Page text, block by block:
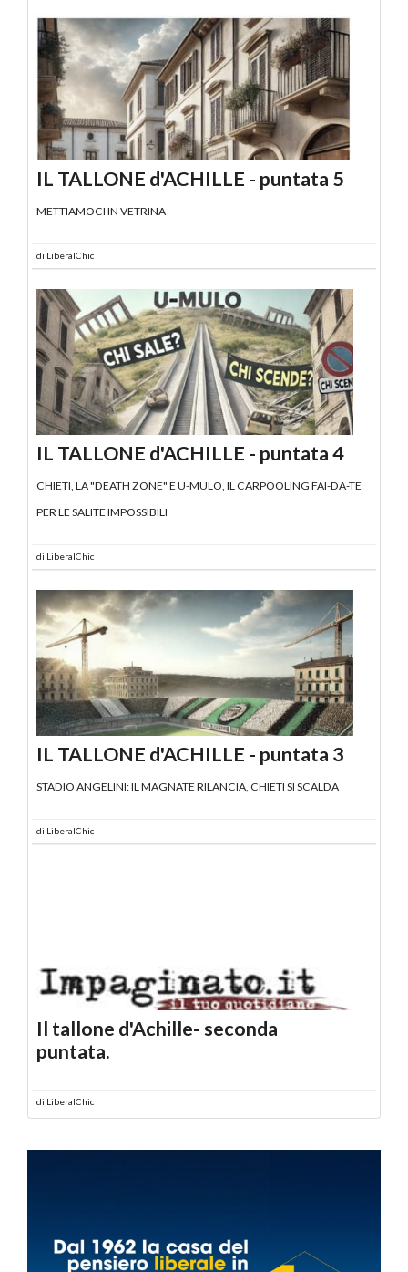
IL TALLONE d'ACHILLE - puntata 5
METTIAMOCI IN VETRINA
di LiberalChic
IL TALLONE d'ACHILLE - puntata 4
CHIETI, LA "DEATH ZONE" E U-MULO, IL CARPOOLING FAI-DA-TE
PER LE SALITE IMPOSSIBILI
di LiberalChic
IL TALLONE d'ACHILLE - puntata 3
STADIO ANGELINI: IL MAGNATE RILANCIA, CHIETI SI SCALDA
di LiberalChic
Il tallone d'Achille- seconda
puntata.
di LiberalChic